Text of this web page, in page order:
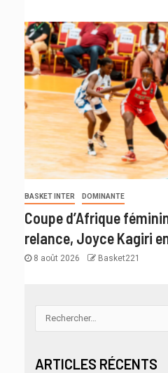
BASKET INTER DOMINANTE
Coupe d’Afrique
relance, Joyce Kagiri
8 août 2026 Basket221
ARTICLES RÉCENTS